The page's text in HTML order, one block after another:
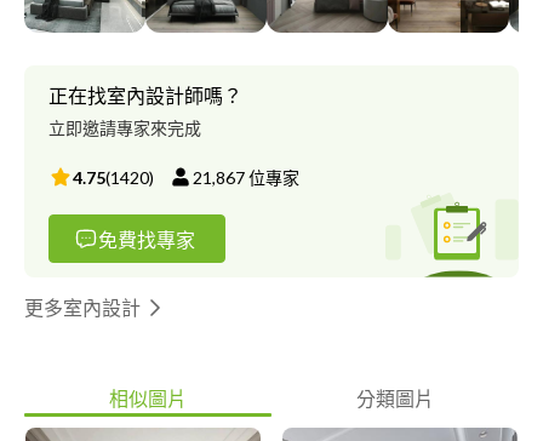
正在找室內設計師嗎？
立即邀請專家來完成
4.75(1420) 21,867位專家
免費找專家
更多室內設計
相似圖片 分類圖片